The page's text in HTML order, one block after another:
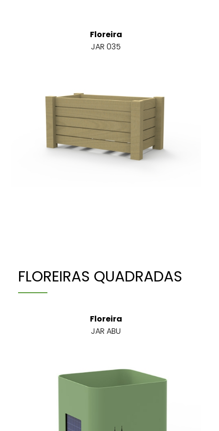
Floreira
JAR 035
FLOREIRAS QUADRADAS
Floreira
JAR ABU